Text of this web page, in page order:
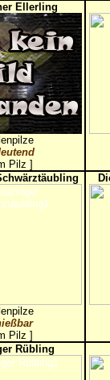
Ellerling
Pilz ]
Pilz ]
Rübling